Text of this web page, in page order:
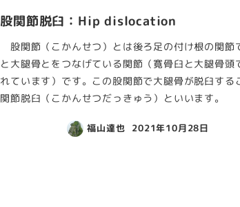
股関節脱臼：Hip dislocation
股関節（こかんせつ）とは後ろ足の付け根の関節
と大腿骨とをつなげている関節（寛骨臼と大腿骨頭
れています）です。この股関節で大腿骨が脱臼する
関節脱臼（こかんせつだっきゅう）といいます。
福山達也 2021年10月28日